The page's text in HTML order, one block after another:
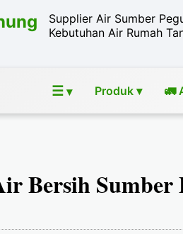
Supplier Air Sumber
Kebutuhan Air Rumah
☰ ▾ Produk ▾ 🚛
Bersih Sumber